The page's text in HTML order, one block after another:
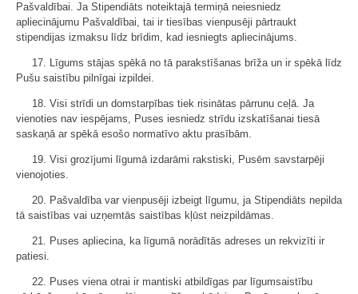
Pašvaldībai. Ja Stipendiāts noteiktajā termiņā neiesniedz
apliecinājumu Pašvaldībai, tai ir tiesības vienpusēji pārtraukt
stipendijas izmaksu līdz brīdim, kad iesniegts apliecinājums.
17. Līgums stājas spēkā no tā parakstīšanas brīža un ir spēkā līdz
Pušu saistību pilnīgai izpildei.
18. Visi strīdi un domstarpības tiek risinātas pārrunu ceļā. Ja
vienoties nav iespējams, Puses iesniedz strīdu izskatīšanai tiesā
saskaņā ar spēkā esošo normatīvo aktu prasībām.
19. Visi grozījumi līgumā izdarāmi rakstiski, Pusēm savstarpēji
vienojoties.
20. Pašvaldība var vienpusēji izbeigt līgumu, ja Stipendiāts nepilda
tā saistības vai uzņemtās saistības kļūst neizpildāmas.
21. Puses apliecina, ka līgumā norādītās adreses un rekvizīti ir
patiesi.
22. Puses viena otrai ir mantiski atbildīgas par līgumsaistību